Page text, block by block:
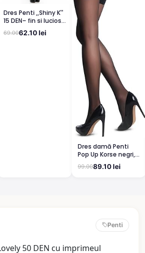
Dres Penti ,,Shiny K''
15 DEN– fin si lucios,
clin din bumbac,
bronz
69.0062.10 lei
Dres damă Penti
Pop Up Korse negri,
semi lucioși
99.0089.10 lei
Penti
50 DEN cu imprimeul